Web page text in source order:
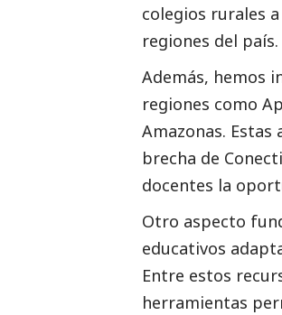
colegios rurales
regiones del país.
Además, hemos
regiones como
Amazonas.
brecha de
docentes la
Otro aspecto
educativos
Entre estos
herramientas